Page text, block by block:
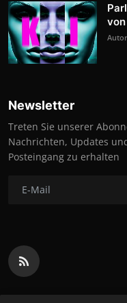
Autor
Newsletter
Treten Sie unserer
Nachrichten, Updates
Posteingang zu erhalten